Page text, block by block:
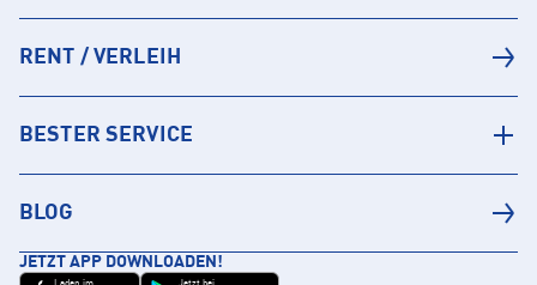
RENT / VERLEIH
BESTER SERVICE
BLOG
JETZT APP DOWNLOADEN!